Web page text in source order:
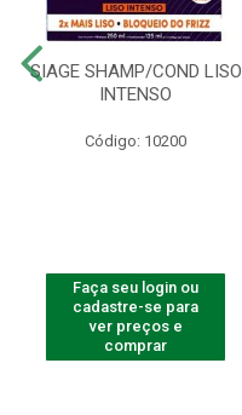
SIAGE SHAMP/COND LISO
INTENSO
Código: 10200
Faça seu login ou
cadastre-se para
ver preços e
comprar